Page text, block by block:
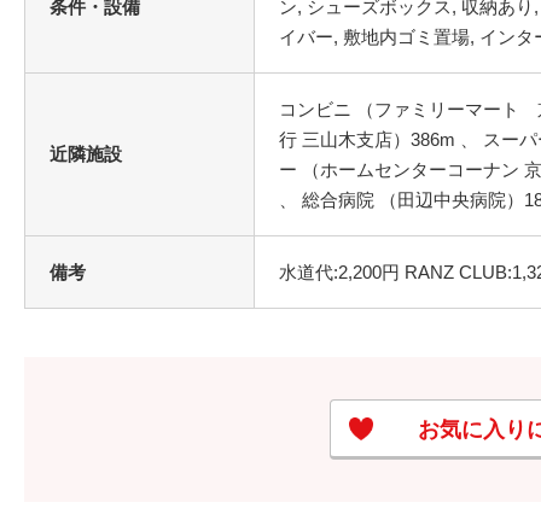
条件・設備
近隣施設
コンビニ （ファミリーマート
行 三山木支店）386m 、 スー
ー （ホームセンターコーナン
、 総合病院 （田辺中央病院）
備考 水道代:2,200円 RANZ
お気に入り